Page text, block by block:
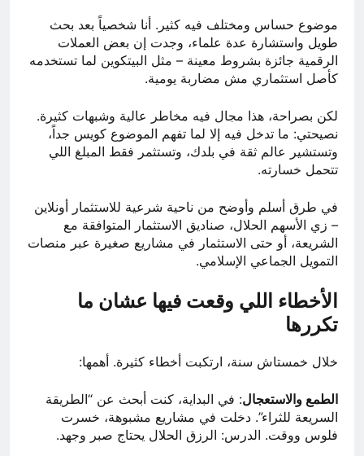
موضوع حساس ومختلف فيه كثير. أنا شخصياً بعد بحث
طويل واستشارة عدة علماء، وجدت إن بعض العملات
الرقمية جائزة بشروط معينة – مثل البيتكوين لما تستخدمه
كأصل استثماري مش مضاربة يومية.
لكن بصراحة، هذا مجال فيه مخاطر عالية وشبهات كثيرة.
نصيحتي: ما تدخل فيه إلا لما تفهم الموضوع كويس جداً،
وتستشير عالم ثقة في بلدك، وتستثمر فقط المبلغ اللي
تتحمل خسارته.
في طرق أسلم وأوضح من ناحية شرعية للاستثمار أونلاين
– زي الأسهم الحلال، صناديق الاستثمار المتوافقة مع
الشريعة، أو حتى الاستثمار في مشاريع صغيرة عبر منصات
التمويل الجماعي الإسلامي.
الأخطاء اللي وقعت فيها عشان ما
تكررها
خلال خمستاش سنة، ارتكبت أخطاء كثيرة. أهمها:
الطمع والاستعجال: في البداية، كنت أبحث عن “الطريقة
السريعة للثراء”. دخلت في مشاريع مشبوهة، خسرت
فلوس ووقت. الدرس: الرزق الحلال يحتاج صبر وجهد.